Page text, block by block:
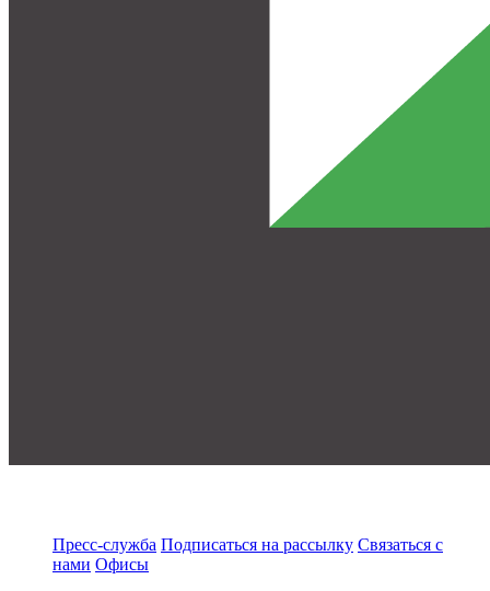
Пресс-служба Подписаться на рассылку Связаться с
нами Офисы